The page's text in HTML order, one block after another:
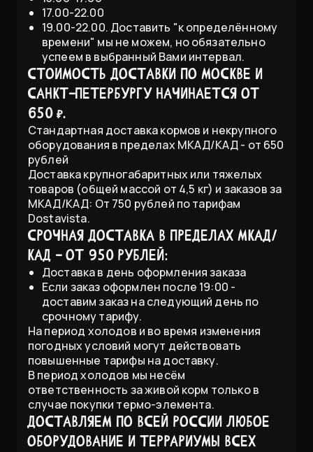
17.00-22.00
19.00-22.00. Доставить "к определённому
времени" мы не можем, но обязательно
успеем в выбранный Вами интервал.
Стоимость доставки по Москве и
Санкт-Петербургу начинается от
650 ₽.
Стандартная доставка кормов и некрупного
оборудования в пределах МКАД/КАД - от 650
рублей
Доставка крупногабаритных или тяжелых
товаров (общей массой от 4,5 кг) и заказов за
МКАД/КАД: От 750 рублей по тарифам
Dostavista.
Срочная доставка в пределах МКАД/
КАД - от 950 рублей:
Доставка в день оформления заказа
Если заказ оформлен после 19:00 -
доставим заказ на следующий день по
срочному тарифу.
На период холодов и во время изменения
погодных условий могут действовать
повышенные тарифы на доставку.
В период холодов мы несём
ответственность за живой корм только в
случае покупки термо-элемента.
Доставляем по всей России любое
оборудование и террариумы всех